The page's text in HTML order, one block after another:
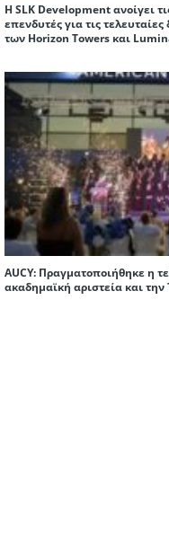
Η SLK Development ανοίγει
επενδυτές για τις τελευταίες
των Horizon Towers και
AUCY: Πραγματοποιήθηκε η
ακαδημαϊκή αριστεία και την